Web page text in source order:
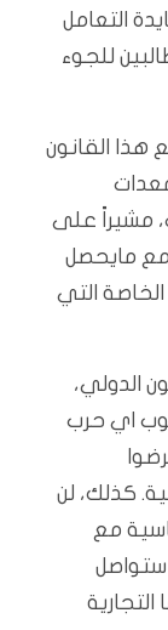
التعامل
للجوء
هذا القانون
مشيراً على
مع مايحصل
التي
الدولي،
اي حرب
كذلك، لن
مع
ستواصل